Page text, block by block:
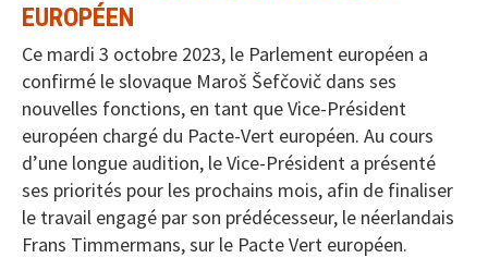
EUROPÉEN
Ce mardi 3 octobre 2023, le Parlement européen a
confirmé le slovaque Maroš Šefčovič dans ses
nouvelles fonctions, en tant que Vice-Président
européen chargé du Pacte-Vert européen. Au cours
d’une longue audition, le Vice-Président a présenté
ses priorités pour les prochains mois, afin de finaliser
le travail engagé par son prédécesseur, le néerlandais
Frans Timmermans, sur le Pacte Vert européen.